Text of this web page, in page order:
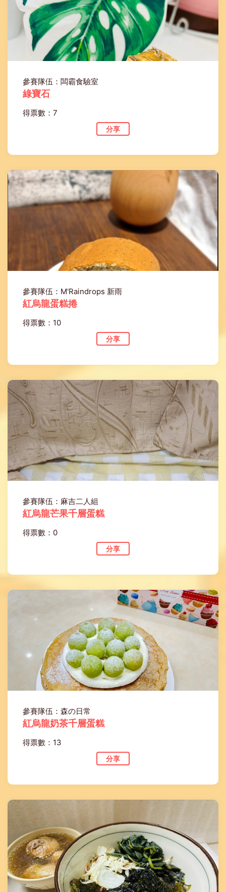
參賽隊伍：闆霸食驗室
綠寶石
得票數：7
分享
參賽隊伍：M'Raindrops 新雨
紅烏龍蛋糕捲
得票數：10
分享
參賽隊伍：麻吉二人組
紅烏龍芒果千層蛋糕
得票數：0
分享
參賽隊伍：森の日常
紅烏龍奶茶千層蛋糕
得票數：13
分享